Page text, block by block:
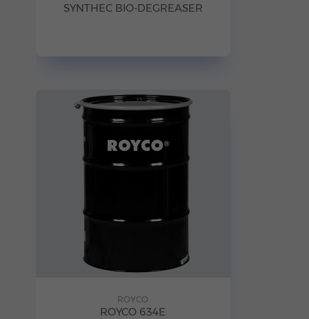
SYNTHEC BIO-DEGREASER
ROYCO
ROYCO 634E